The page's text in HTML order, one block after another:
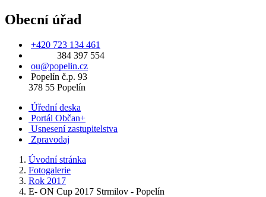
Obecní úřad
+420 723 134 461
384 397 554
ou@popelin.cz
Popelín č.p. 93
378 55 Popelín
Úřední deska
Portál Občan+
Usnesení zastupitelstva
Zpravodaj
Úvodní stránka
Fotogalerie
Rok 2017
E- ON Cup 2017 Strmilov - Popelín